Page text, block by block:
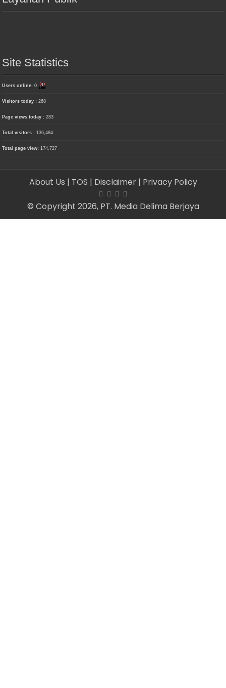
Site Statistics
Users online:0
Visitors today :268
Page views today :283
Total visitors : 136,484
Total page view: 174,727
About Us | TOS | Disclaimer | Privacy Policy
© Copyright 2026, PT. Media Delima Berjaya